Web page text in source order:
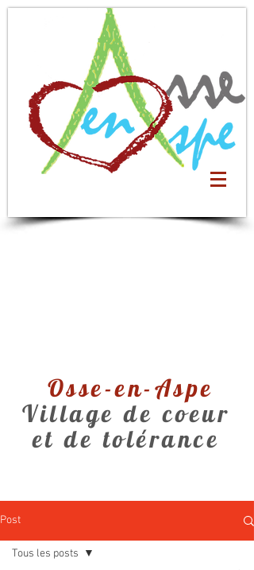
Osse-en-Aspe
Village de coeur
et de tolérance
Post
Tous les posts